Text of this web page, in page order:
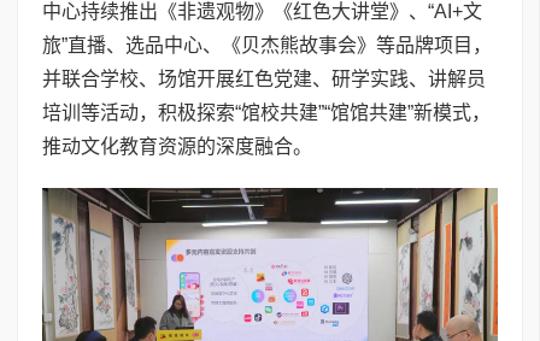
中心持续推出《非遗观物》《红色大讲堂》、“AI+文
旅”直播、选品中心、《贝杰熊故事会》等品牌项目，
并联合学校、场馆开展红色党建、研学实践、讲解员
培训等活动，积极探索“馆校共建”“馆馆共建”新模式，
推动文化教育资源的深度融合。